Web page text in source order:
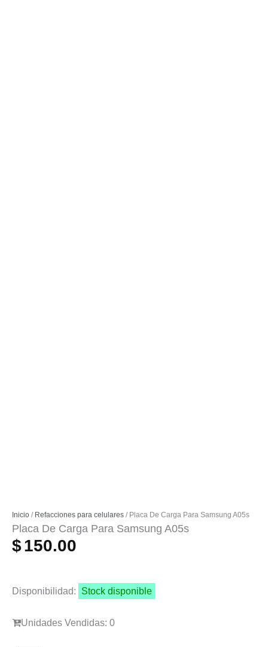
Inicio / Refacciones para celulares / Placa De Carga Para Samsung A05s
Placa De Carga Para Samsung A05s
$150.00
Disponibilidad: Stock disponible
Unidades Vendidas: 0